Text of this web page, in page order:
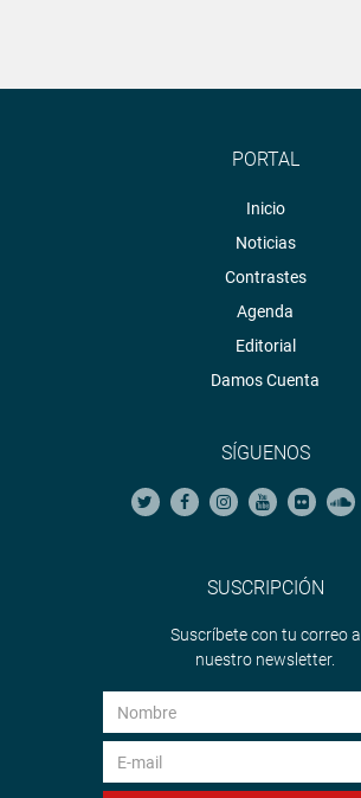
PORTAL
Inicio
Noticias
Contrastes
Agenda
Editorial
Damos Cuenta
SÍGUENOS
SUSCRIPCIÓN
Suscríbete con tu correo a
nuestro newsletter.